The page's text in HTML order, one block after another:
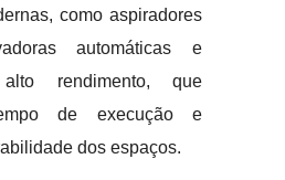
como aspiradores
automáticas e
rendimento, que
de execução e
dos espaços.